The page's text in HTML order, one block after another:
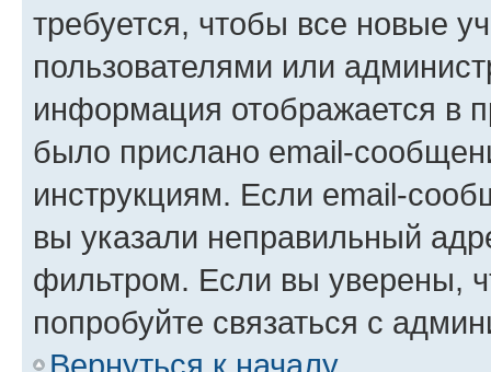
требуется, чтобы все новые
пользователями или
информация отображается в
было прислано email-
инструкциям. Если email-
вы указали неправильный
фильтром. Если вы уверены,
попробуйте связаться с
Вернуться к началу